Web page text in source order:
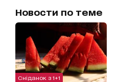
Новости по теме
Сніданок з 1+1